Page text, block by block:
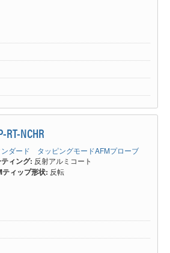
RT-NCHR
ンダード タッピングモードAFMプローブ
ティング: 反射アルミコート
ティップ形状: 反転